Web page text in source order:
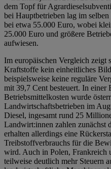
dem Topf für
bei Hauptbetrieben lag im
bei etwa 55.000 Euro, wobei
25.000 Euro und größere
aufwiesen.
Im europäischen Vergleich zeigt
Kraftstoffe kein einheitliches
beispielsweise keine reguläre
mit 39,7 Cent besteuert. In einer
Betriebsmittelkosten wurde
Landwirtschaftsbetrieben im
Diesel, ingesamt rund 25
Landwirt:innen zahlen zunächst
erhalten allerdings eine
Treibstoffverbrauchs für die
wird. Auch in Polen, Frankreich
teilweise deutlich mehr Steuern